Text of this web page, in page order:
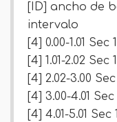
[ID] ancho de
intervalo
[4] 0.00-1.01
[4] 1.01-2.02
[4] 2.02-3.00
[4] 3.00-4.01
[4] 4.01-5.01